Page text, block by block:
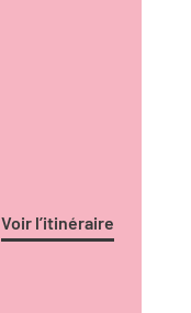
Voir l’itinéraire